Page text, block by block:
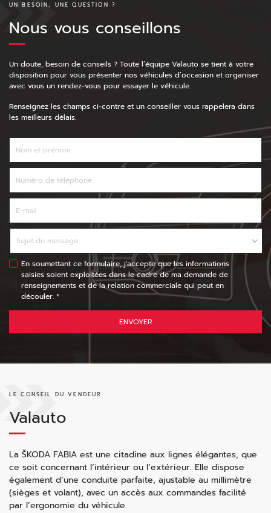
UN BESOIN, UNE QUESTION ?
Nous vous conseillons
Un doute, besoin de conseils ? Toute l’équipe Valauto se tient à votre
disposition pour vous présenter nos véhicules d’occasion et organiser
avec vous un rendez-vous pour essayer le véhicule.
Renseignez les champs ci-contre et un conseiller vous rappelera dans
les meilleurs délais.
En soumettant ce formulaire, j'accepte que les informations
saisies soient exploitées dans le cadre de ma demande de
renseignements et de la relation commerciale qui peut en
découler. *
ENVOYER
LE CONSEIL DU VENDEUR
Valauto
La ŠKODA FABIA est une citadine aux lignes élégantes, que
ce soit concernant l’intérieur ou l’extérieur. Elle dispose
également d’une conduite parfaite, ajustable au millimètre
(sièges et volant), avec un accès aux commandes facilité
par l’ergonomie du véhicule.